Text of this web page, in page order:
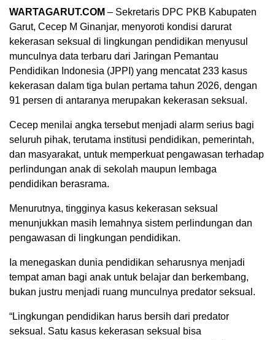
WARTAGARUT.COM – Sekretaris DPC PKB Kabupaten
Garut, Cecep M Ginanjar, menyoroti kondisi darurat
kekerasan seksual di lingkungan pendidikan menyusul
munculnya data terbaru dari Jaringan Pemantau
Pendidikan Indonesia (JPPI) yang mencatat 233 kasus
kekerasan dalam tiga bulan pertama tahun 2026, dengan
91 persen di antaranya merupakan kekerasan seksual.
Cecep menilai angka tersebut menjadi alarm serius bagi
seluruh pihak, terutama institusi pendidikan, pemerintah,
dan masyarakat, untuk memperkuat pengawasan terhadap
perlindungan anak di sekolah maupun lembaga
pendidikan berasrama.
Menurutnya, tingginya kasus kekerasan seksual
menunjukkan masih lemahnya sistem perlindungan dan
pengawasan di lingkungan pendidikan.
Ia menegaskan dunia pendidikan seharusnya menjadi
tempat aman bagi anak untuk belajar dan berkembang,
bukan justru menjadi ruang munculnya predator seksual.
“Lingkungan pendidikan harus bersih dari predator
seksual. Satu kasus kekerasan seksual bisa